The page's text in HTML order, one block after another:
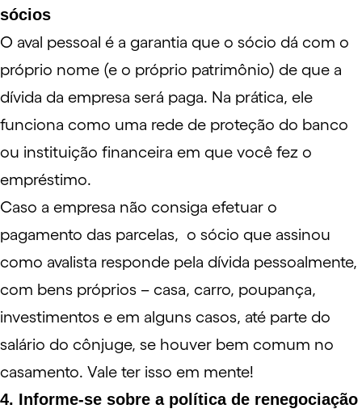
sócios
O aval pessoal é a garantia que o sócio dá com o
próprio nome (e o próprio patrimônio) de que a
dívida da empresa será paga. Na prática, ele
funciona como uma rede de proteção do banco
ou instituição financeira em que você fez o
empréstimo.
Caso a empresa não consiga efetuar o
pagamento das parcelas, o sócio que assinou
como avalista responde pela dívida pessoalmente,
com bens próprios – casa, carro, poupança,
investimentos e em alguns casos, até parte do
salário do cônjuge, se houver bem comum no
casamento. Vale ter isso em mente!
4. Informe-se sobre a política de renegociação